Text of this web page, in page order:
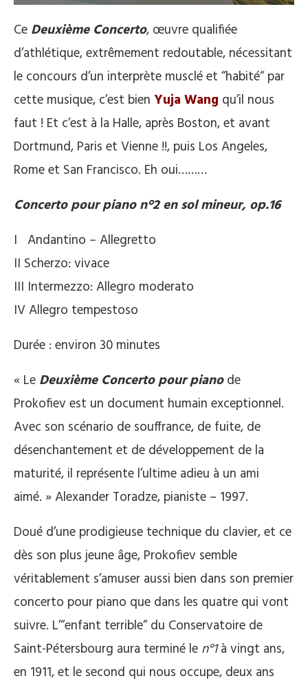
Ce Deuxième Concerto, œuvre qualifiée
d’athlétique, extrêmement redoutable, nécessitant
le concours d’un interprète musclé et “habité“ par
cette musique, c’est bien Yuja Wang qu’il nous
faut ! Et c’est à la Halle, après Boston, et avant
Dortmund, Paris et Vienne !!, puis Los Angeles,
Rome et San Francisco. Eh oui………
Concerto pour piano n°2 en sol mineur, op.16
I Andantino – Allegretto
II Scherzo: vivace
III Intermezzo: Allegro moderato
IV Allegro tempestoso
Durée : environ 30 minutes
« Le Deuxième Concerto pour pianode
Prokofiev est un document humain exceptionnel.
Avec son scénario de souffrance, de fuite, de
désenchantement et de développement de la
maturité, il représente l’ultime adieu à un ami
aimé. » Alexander Toradze, pianiste – 1997.
Doué d’une prodigieuse technique du clavier, et ce
dès son plus jeune âge, Prokofiev semble
véritablement s’amuser aussi bien dans son premier
concerto pour piano que dans les quatre qui vont
suivre. L’“enfant terrible“ du Conservatoire de
Saint-Pétersbourg aura terminé le n°1à vingt ans,
en 1911, et le second qui nous occupe, deux ans